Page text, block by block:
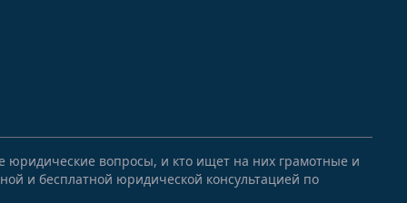
вопросы, и кто ищет на них грамотные и
и бесплатной юридической консультацией по